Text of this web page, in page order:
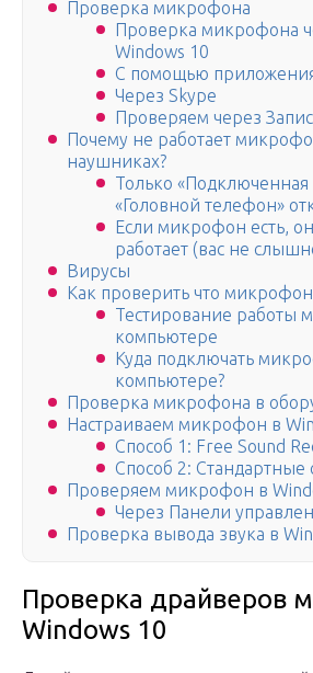
Проверка микрофона
Проверка микрофона
Windows 10
С помощью
Через Skype
Проверяем через
Почему не работает
наушниках?
Только «Подключенная
«Головной телефон»
Если микрофон есть,
работает (вас не
Вирусы
Как проверить что микрофон
Тестирование работы
компьютере
Куда подключать
компьютере?
Проверка микрофона в
Настраиваем микрофон в
Способ 1: Free Sound
Способ 2: Стандартные
Проверяем микрофон в
Через Панели
Проверка вывода звука в
Проверка драйверов
Windows 10